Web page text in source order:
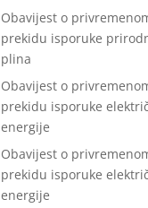
Obavijest o
prekidu isporuke
plina
Obavijest o
prekidu isporuke
energije
Obavijest o
prekidu isporuke
energije